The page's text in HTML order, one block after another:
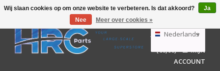
GBP
AUD
Nederlands
Deutsch
English
WINKELWAGEN
(€0,00)
MIJN
ACCOUNT
Wij slaan cookies op om onze website te verbeteren. Is dat akkoord?
Ja
Nee
Meer over cookies »